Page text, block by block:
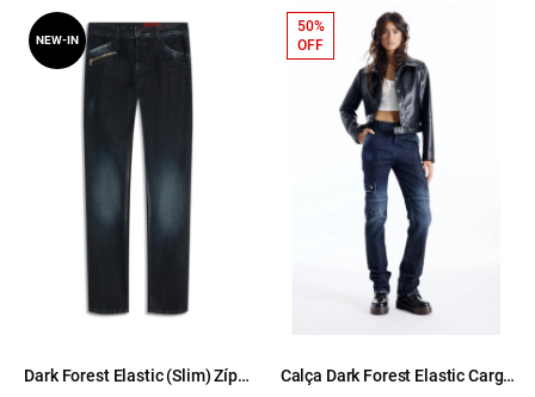
Dark Forest Elastic (Slim) Zíper
NEW-IN
Calça Dark Forest Elastic Cargo
50%
OFF